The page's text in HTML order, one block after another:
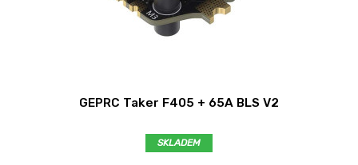
GEPRC Taker F405 + 65A BLS V2
SKLADEM